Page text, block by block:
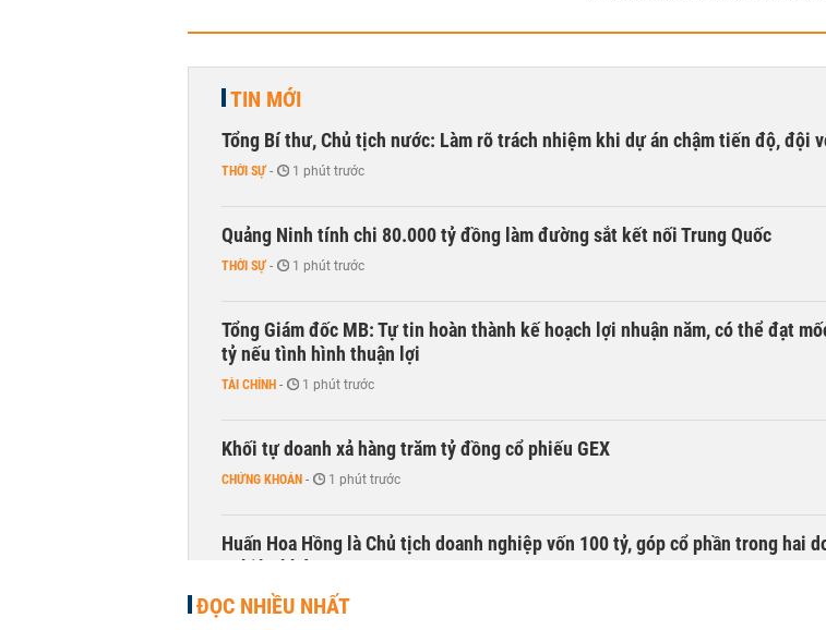
TIN MỚI
Tổng Bí thư, Chủ tịch nước: Làm rõ trách nhiệm khi dự án chậm tiến độ, đội
THỜI SỰ - 1 phút trước
Quảng Ninh tính chi 80.000 tỷ đồng làm đường sắt kết nối Trung Quốc
THỜI SỰ - 1 phút trước
Tổng Giám đốc MB: Tự tin hoàn thành kế hoạch lợi nhuận năm, có thể đạt
tỷ nếu tình hình thuận lợi
TÀI CHÍNH - 1 phút trước
Khối tự doanh xả hàng trăm tỷ đồng cổ phiếu GEX
CHỨNG KHOÁN - 1 phút trước
Huấn Hoa Hồng là Chủ tịch doanh nghiệp vốn 100 tỷ, góp cổ phần trong hai
nghiệp khác
KINH DOANH - 1 phút trước
ĐỌC NHIỀU NHẤT